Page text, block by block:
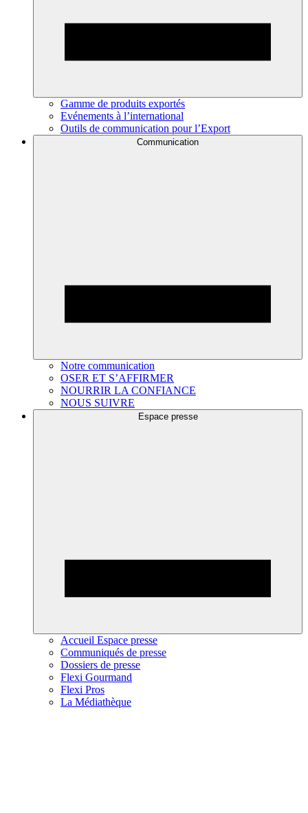
Gamme de produits exportés
Evénements à l’international
Outils de communication pour l’Export
Communication
Notre communication
OSER ET S’AFFIRMER
NOURRIR LA CONFIANCE
NOUS SUIVRE
Espace presse
Accueil Espace presse
Communiqués de presse
Dossiers de presse
Flexi Gourmand
Flexi Pros
La Médiathèque